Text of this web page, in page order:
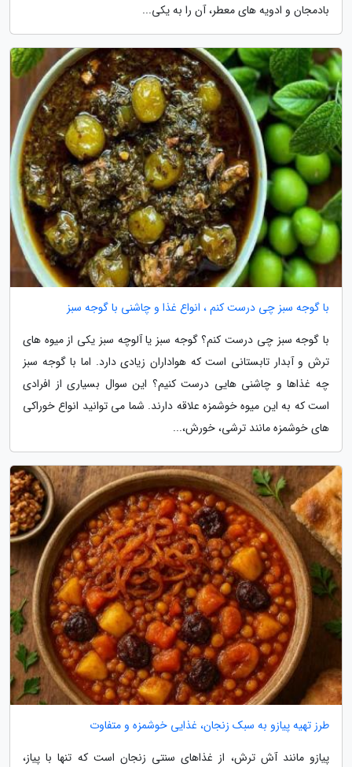
بادمجان و ادویه های معطر، آن را به یکی...
با گوجه سبز چی درست کنم ، انواع غذا و چاشنی با گوجه سبز
با گوجه سبز چی درست کنم؟ گوجه سبز یا آلوچه سبز یکی از میوه های
ترش و آبدار تابستانی است که هواداران زیادی دارد. اما با گوجه سبز
چه غذاها و چاشنی هایی درست کنیم؟ این سوال بسیاری از افرادی
است که به این میوه خوشمزه علاقه دارند. شما می توانید انواع خوراکی
های خوشمزه مانند ترشی، خورش،...
طرز تهیه پیازو به سبک زنجان، غذایی خوشمزه و متفاوت
پیازو مانند آش ترش، از غذاهای سنتی زنجان است که تنها با پیاز،